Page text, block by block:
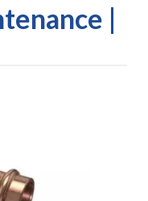
|